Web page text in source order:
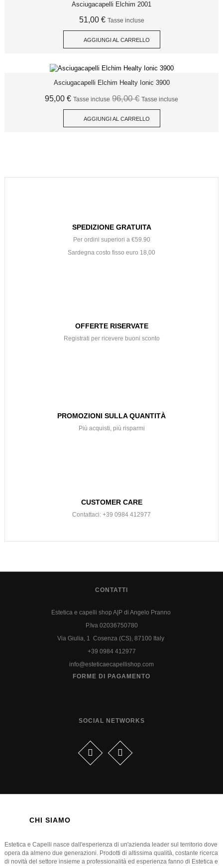
Asciugacapelli Elchim 2001
51,00 € Tasse incluse
AGGIUNGI AL CARRELLO
Asciugacapelli Elchim Healty Ionic 3900
95,00 € Tasse incluse 96,00 € Tasse incluse
AGGIUNGI AL CARRELLO
SPEDIZIONE GRATUITA
Per ordini superiori a €59.90
Sardegna costo fisso euro 18,00
OFFERTE RISERVATE
Registrati per ricevere buoni sconto
PROMOZIONI SULLA QUANTITÀ
Più acquisti, più risparmi
CUSTOMER CARE
Contattaci: +39 0984 412977
CONTATTI
Estetica e capelli shop A|P di Angelo Pranno
P.Iva 02036750780
Via Giulia, 1 Cosenza (CS), 87100 Italy
+39 0984 412977
info@esteticaecapellishop.com
FORME DI PAGAMENTO
SOCIAL NETWORKS
CHI SIAMO
Estetica e Capelli nasce dall'esperienza di un'azienda leader sul territorio dove
opera da almeno due generazioni. Prodotti di altissima qualità, costante ricerca
di novità del settore insieme a professionalità ed esperienza fanno di Estetica e